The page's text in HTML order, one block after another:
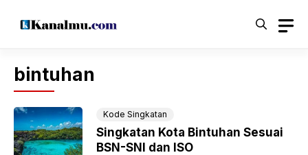
bintuhan
Kode Singkatan
Singkatan Kota Bintuhan Sesuai
BSN-SNI dan ISO